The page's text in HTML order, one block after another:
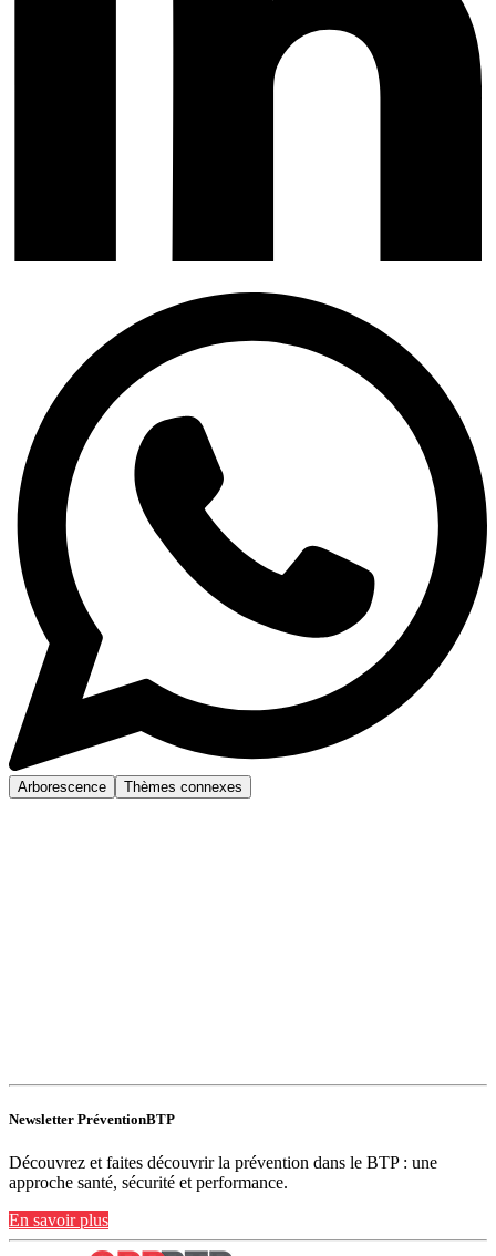
Arborescence Thèmes connexes
Newsletter PréventionBTP
Découvrez et faites découvrir la prévention dans le BTP : une
approche santé, sécurité et performance.
En savoir plus